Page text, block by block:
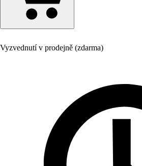
Vyzvednutí v prodejně (zdarma)